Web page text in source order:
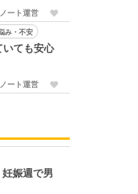
ート運営
み・不安
いても安心
ート運営
妊娠週で男